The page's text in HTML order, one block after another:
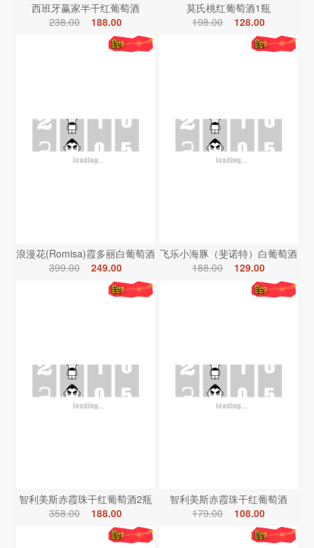
西班牙赢家半干红葡萄酒
238.00
188.00
莫氏桃红葡萄酒1瓶
198.00
128.00
浪漫花(Romisa)霞多丽白葡萄酒
399.00
249.00
飞乐小海豚（斐诺特）白葡萄酒
188.00
129.00
智利美斯赤霞珠干红葡萄酒2瓶
358.00
188.00
智利美斯赤霞珠干红葡萄酒
179.00
108.00